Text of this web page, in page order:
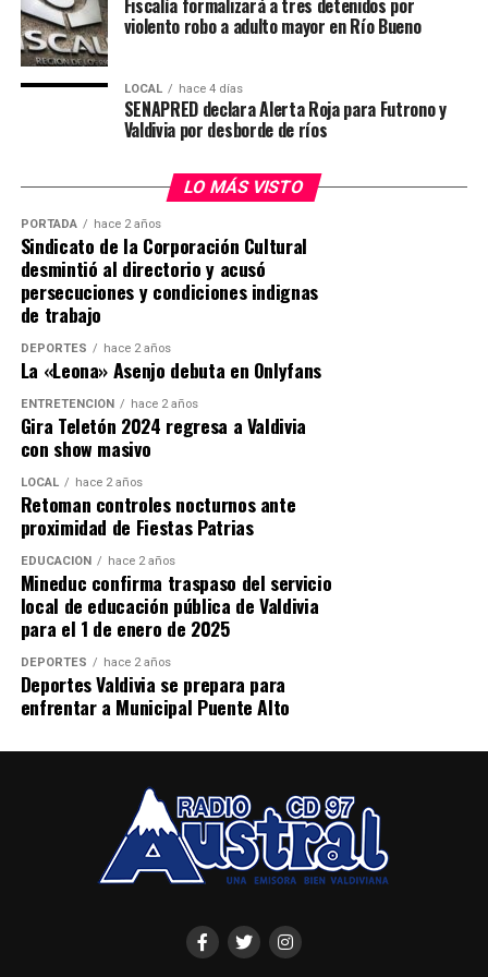
El imputado permanecerá bajo custodia mientras
avanzan las diligencias destinadas a establecer su
responsabilidad en ambos hechos investigados.
Post Views: 16
Desde Carabineros destacaron que este procedimiento
forma parte del trabajo coordinado con el Ministerio
Público para enfrentar el crimen organizado y el tráfico
de drogas, reforzando la seguridad de la comunidad y la
prevención de delitos asociados al narcotráfico.
Post Views: 25
Fiscalía formalizará a tres detenidos por
violento robo a adulto mayor en Río Bueno
LOCAL hace 4 días
SENAPRED declara Alerta Roja para Futrono y
Valdivia por desborde de ríos
LO MÁS VISTO
PORTADA hace 2 años
Sindicato de la Corporación Cultural
desmintió al directorio y acusó
persecuciones y condiciones indignas
de trabajo
DEPORTES hace 2 años
La «Leona» Asenjo debuta en Onlyfans
ENTRETENCIÓN hace 2 años
Gira Teletón 2024 regresa a Valdivia
con show masivo
LOCAL hace 2 años
Retoman controles nocturnos ante
proximidad de Fiestas Patrias
EDUCACIÓN hace 2 años
Mineduc confirma traspaso del servicio
local de educación pública de Valdivia
para el 1 de enero de 2025
DEPORTES hace 2 años
Deportes Valdivia se prepara para
enfrentar a Municipal Puente Alto